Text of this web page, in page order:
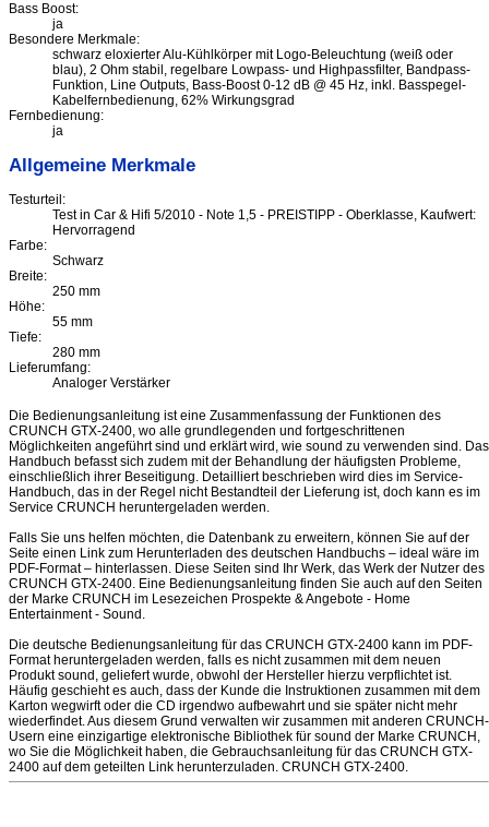
Bass Boost:
ja
Besondere Merkmale:
schwarz eloxierter Alu-Kühlkörper mit Logo-Beleuchtung (weiß oder
blau), 2 Ohm stabil, regelbare Lowpass- und Highpassfilter, Bandpass-
Funktion, Line Outputs, Bass-Boost 0-12 dB @ 45 Hz, inkl. Basspegel-
Kabelfernbedienung, 62% Wirkungsgrad
Fernbedienung:
ja
Allgemeine Merkmale
Testurteil:
Test in Car & Hifi 5/2010 - Note 1,5 - PREISTIPP - Oberklasse, Kaufwert:
Hervorragend
Farbe:
Schwarz
Breite:
250 mm
Höhe:
55 mm
Tiefe:
280 mm
Lieferumfang:
Analoger Verstärker
Die Bedienungsanleitung ist eine Zusammenfassung der Funktionen des
CRUNCH GTX-2400, wo alle grundlegenden und fortgeschrittenen
Möglichkeiten angeführt sind und erklärt wird, wie sound zu verwenden sind. Das
Handbuch befasst sich zudem mit der Behandlung der häufigsten Probleme,
einschließlich ihrer Beseitigung. Detailliert beschrieben wird dies im Service-
Handbuch, das in der Regel nicht Bestandteil der Lieferung ist, doch kann es im
Service CRUNCH heruntergeladen werden.
Falls Sie uns helfen möchten, die Datenbank zu erweitern, können Sie auf der
Seite einen Link zum Herunterladen des deutschen Handbuchs – ideal wäre im
PDF-Format – hinterlassen. Diese Seiten sind Ihr Werk, das Werk der Nutzer des
CRUNCH GTX-2400. Eine Bedienungsanleitung finden Sie auch auf den Seiten
der Marke CRUNCH im Lesezeichen Prospekte & Angebote - Home
Entertainment - Sound.
Die deutsche Bedienungsanleitung für das CRUNCH GTX-2400 kann im PDF-
Format heruntergeladen werden, falls es nicht zusammen mit dem neuen
Produkt sound, geliefert wurde, obwohl der Hersteller hierzu verpflichtet ist.
Häufig geschieht es auch, dass der Kunde die Instruktionen zusammen mit dem
Karton wegwirft oder die CD irgendwo aufbewahrt und sie später nicht mehr
wiederfindet. Aus diesem Grund verwalten wir zusammen mit anderen CRUNCH-
Usern eine einzigartige elektronische Bibliothek für sound der Marke CRUNCH,
wo Sie die Möglichkeit haben, die Gebrauchsanleitung für das CRUNCH GTX-
2400 auf dem geteilten Link herunterzuladen. CRUNCH GTX-2400.